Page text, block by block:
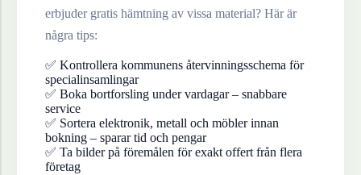
erbjuder gratis hämtning av vissa material? Här är
några tips:
✅ Kontrollera kommunens återvinningsschema för
specialinsamlingar
✅ Boka bortforsling under vardagar – snabbare
service
✅ Sortera elektronik, metall och möbler innan
bokning – sparar tid och pengar
✅ Ta bilder på föremålen för exakt offert från flera
företag